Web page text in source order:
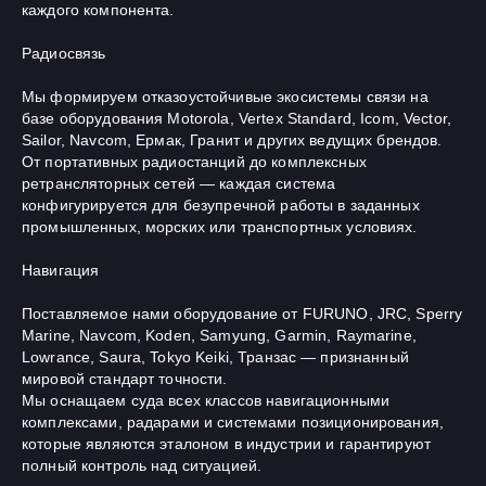
каждого компонента.
Радиосвязь
Мы формируем отказоустойчивые экосистемы связи на
базе оборудования Motorola, Vertex Standard, Icom, Vector,
Sailor, Navcom, Ермак, Гранит и других ведущих брендов.
От портативных радиостанций до комплексных
ретрансляторных сетей — каждая система
конфигурируется для безупречной работы в заданных
промышленных, морских или транспортных условиях.
Навигация
Поставляемое нами оборудование от FURUNO, JRC, Sperry
Marine, Navcom, Koden, Samyung, Garmin, Raymarine,
Lowrance, Saura, Tokyo Keiki, Транзас — признанный
мировой стандарт точности.
Мы оснащаем суда всех классов навигационными
комплексами, радарами и системами позиционирования,
которые являются эталоном в индустрии и гарантируют
полный контроль над ситуацией.